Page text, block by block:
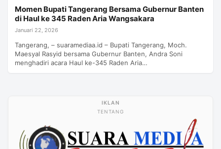
Momen Bupati Tangerang Bersama Gubernur Banten
di Haul ke 345 Raden Aria Wangsakara
Januari 22, 2026
Tangerang, – suaramediaa.id – Bupati Tangerang, Moch.
Maesyal Rasyid bersama Gubernur Banten, Andra Soni
menghadiri acara Haul ke-345 Raden Aria…
TENTANG